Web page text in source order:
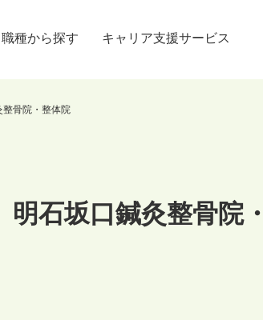
職種から探す キャリア支援サービス
整骨院・整体院
明石坂口鍼灸整骨院